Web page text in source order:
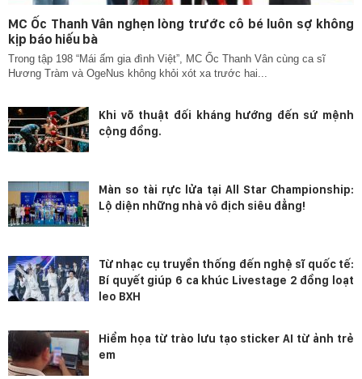
MC Ốc Thanh Vân nghẹn lòng trước cô bé luôn sợ không
kịp báo hiếu bà
Trong tập 198 “Mái ấm gia đình Việt”, MC Ốc Thanh Vân cùng ca sĩ
Hương Tràm và OgeNus không khỏi xót xa trước hai...
Khi võ thuật đối kháng hướng đến sứ mệnh
cộng đồng.
Màn so tài rực lửa tại All Star Championship:
Lộ diện những nhà vô địch siêu đẳng!
Từ nhạc cụ truyền thống đến nghệ sĩ quốc tế:
Bí quyết giúp 6 ca khúc Livestage 2 đồng loạt
leo BXH
Hiểm họa từ trào lưu tạo sticker AI từ ảnh trẻ
em